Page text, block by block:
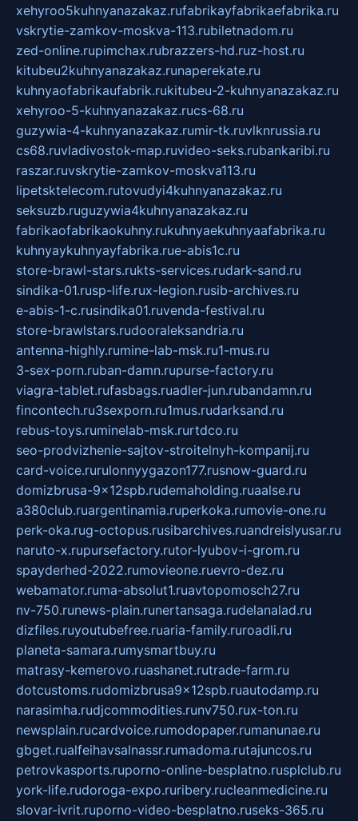
xehyroo5kuhnyanazakaz.rufabrikayfabrikaefabrika.ru
vskrytie-zamkov-moskva-113.rubiletnadom.ru
zed-online.rupimchax.rubrazzers-hd.ruz-host.ru
kitubeu2kuhnyanazakaz.runaperekate.ru
kuhnyaofabrikaufabrik.rukitubeu-2-kuhnyanazakaz.ru
xehyroo-5-kuhnyanazakaz.rucs-68.ru
guzywia-4-kuhnyanazakaz.rumir-tk.ruvlknrussia.ru
cs68.ruvladivostok-map.ruvideo-seks.rubankaribi.ru
raszar.ruvskrytie-zamkov-moskva113.ru
lipetsktelecom.rutovudyi4kuhnyanazakaz.ru
seksuzb.ruguzywia4kuhnyanazakaz.ru
fabrikaofabrikaokuhny.rukuhnyaekuhnyaafabrika.ru
kuhnyaykuhnyayfabrika.rue-abis1c.ru
store-brawl-stars.rukts-services.rudark-sand.ru
sindika-01.rusp-life.rux-legion.rusib-archives.ru
e-abis-1-c.rusindika01.ruvenda-festival.ru
store-brawlstars.rudooraleksandria.ru
antenna-highly.rumine-lab-msk.ru1-mus.ru
3-sex-porn.ruban-damn.rupurse-factory.ru
viagra-tablet.rufasbags.ruadler-jun.rubandamn.ru
fincontech.ru3sexporn.ru1mus.rudarksand.ru
rebus-toys.ruminelab-msk.rurtdco.ru
seo-prodvizhenie-sajtov-stroitelnyh-kompanij.ru
card-voice.rurulonnyygazon177.rusnow-guard.ru
domizbrusa-9x12spb.rudemaholding.ruaalse.ru
a380club.ruargentinamia.ruperkoka.rumovie-one.ru
perk-oka.rug-octopus.rusibarchives.ruandreislyusar.ru
naruto-x.rupursefactory.rutor-lyubov-i-grom.ru
spayderhed-2022.rumovieone.ruevro-dez.ru
webamator.ruma-absolut1.ruavtopomosch27.ru
nv-750.runews-plain.runertansaga.rudelanalad.ru
dizfiles.ruyoutubefree.ruaria-family.ruroadli.ru
planeta-samara.rumysmartbuy.ru
matrasy-kemerovo.ruashanet.rutrade-farm.ru
dotcustoms.rudomizbrusa9x12spb.ruautodamp.ru
narasimha.rudjcommodities.runv750.rux-ton.ru
newsplain.rucardvoice.rumodopaper.rumanunae.ru
gbget.rualfeihavsalnassr.rumadoma.rutajuncos.ru
petrovkasports.ruporno-online-besplatno.rusplclub.ru
york-life.rudoroga-expo.ruribery.rucleanmedicine.ru
slovar-ivrit.ruporno-video-besplatno.ruseks-365.ru